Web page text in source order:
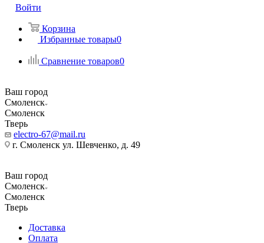
Войти
Корзина
Избранные товары0
Сравнение товаров0
Ваш город
Смоленск
Смоленск
Тверь
electro-67@mail.ru
г. Смоленск ул. Шевченко, д. 49
Ваш город
Смоленск
Смоленск
Тверь
Доставка
Оплата